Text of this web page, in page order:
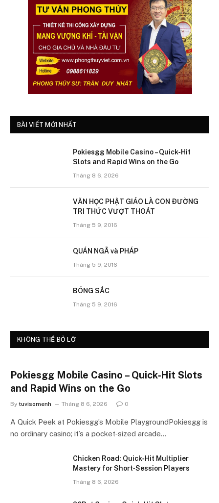
BÀI VIẾT MỚI NHẤT
Pokiesgg Mobile Casino – Quick‑Hit
Slots and Rapid Wins on the Go
Tháng 8 6, 2026
VĂN HỌC PHẬT GIÁO LÀ CON ÐƯỜNG
TRI THỨC VƯỢT THOÁT
Tháng 5 9, 2016
QUÁN NGÃ và PHÁP
Tháng 5 9, 2016
BÓNG SẮC
Tháng 5 9, 2016
KHÔNG THỂ BỎ LỠ
Pokiesgg Mobile Casino – Quick‑Hit Slots
and Rapid Wins on the Go
By tuvisomenh Tháng 8 6, 2026 0
A Quick Peek at Pokiesgg’s Mobile PlaygroundPokiesgg is
no ordinary casino; it’s a pocket‑sized arcade…
Chicken Road: Quick‑Hit Multiplier
Mastery for Short‑Session Players
Tháng 8 6, 2026